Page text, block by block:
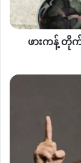
တပ်ရဲ့စစ်ကြော
လာနေစဥ် ရွှေကူ
ခဲ့တာကြောင့်အထိ
အခုလို စစ်ကောင်စီ
ကူကားလမ်းပိုင်း
လည်းသိရပါတယ်။
မဘိမ်းမြို့နယ်နဲ့
သေဆုံး
မှု
များ
ဖားကန့်
ထိန်းသိမ်း
Director